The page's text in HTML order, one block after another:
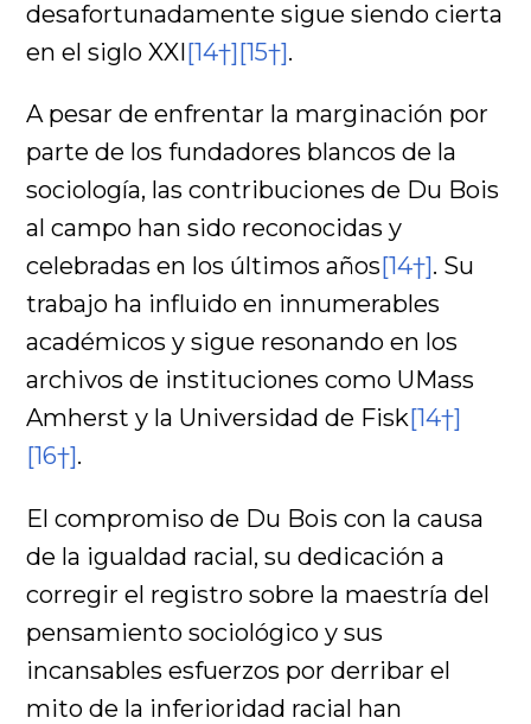
desafortunadamente sigue siendo cierta
en el siglo XXI[14†][15†].
A pesar de enfrentar la marginación por
parte de los fundadores blancos de la
sociología, las contribuciones de Du Bois
al campo han sido reconocidas y
celebradas en los últimos años[14†]. Su
trabajo ha influido en innumerables
académicos y sigue resonando en los
archivos de instituciones como UMass
Amherst y la Universidad de Fisk[14†]
[16†].
El compromiso de Du Bois con la causa
de la igualdad racial, su dedicación a
corregir el registro sobre la maestría del
pensamiento sociológico y sus
incansables esfuerzos por derribar el
mito de la inferioridad racial han